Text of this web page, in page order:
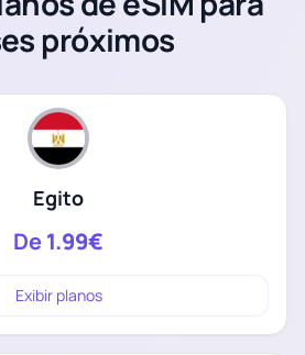
próximos
Egito
De1.99€
Exibir planos